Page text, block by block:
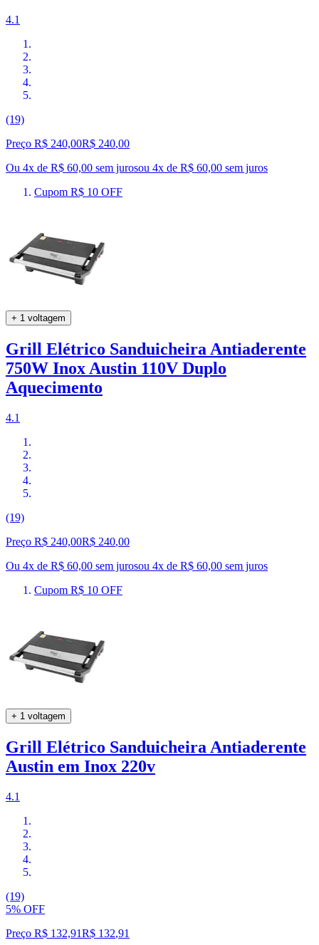
4.1
(19)
Preço R$ 240,00R$ 240,00
Ou 4x de R$ 60,00 sem jurosou 4x de R$ 60,00 sem juros
Cupom R$ 10 OFF
+ 1 voltagem
Grill Elétrico Sanduicheira Antiaderente
750W Inox Austin 110V Duplo
Aquecimento
4.1
(19)
Preço R$ 240,00R$ 240,00
Ou 4x de R$ 60,00 sem jurosou 4x de R$ 60,00 sem juros
Cupom R$ 10 OFF
+ 1 voltagem
Grill Elétrico Sanduicheira Antiaderente
Austin em Inox 220v
4.1
(19)
5% OFF
Preço R$ 132,91R$ 132,91